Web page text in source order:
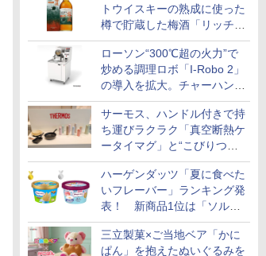
トウイスキーの熟成に使った
樽で貯蔵した梅酒「リッチア
ンバースモーキー2026」限
定発売
ローソン“300℃超の火力”で
炒める調理ロボ「I-Robo 2」
の導入を拡大。チャーハンや
焼きそばをできたて提供
サーモス、ハンドル付きで持
ち運びラクラク「真空断熱ケ
ータイマグ」と“こびりつき
にくさ2倍”のフライパンを発
売
ハーゲンダッツ「夏に食べた
いフレーバー」ランキング発
表！ 新商品1位は「ソルテ
ィキャラメル＆ピスタチオ」
三立製菓×ご当地ベア「かに
ぱん」を抱えたぬいぐるみを
(5kg×2袋)
サー 時短料理 スマホ連
携 ブラック NE-
スキャン［メーカー保
証1年／お手入れ簡単設
ーブン～250℃ レンジ
~1000W高出力 全国対
スチーム調理 予熱対応
自動脱臭 消音モード
【2年メーカー保証】
ブラック CF-EA261-
BK